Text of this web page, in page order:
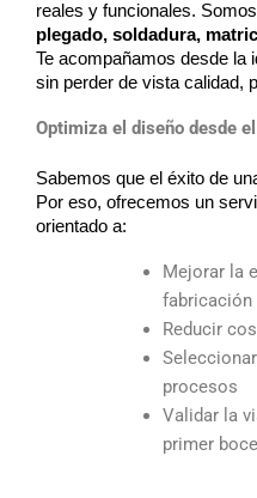
reales y funcionales.
plegado, soldadura,
Te acompañamos desde la
sin perder de vista calidad,
Optimiza el diseño desde
Sabemos que el éxito de
Por eso, ofrecemos un
orientado a:
Mejorar la
fabricación
Reducir
procesos
Validar la
primer boce